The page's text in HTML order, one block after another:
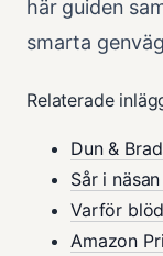
här guiden
smarta
Relaterade
Dun &
Sår i
Varför
Amazon